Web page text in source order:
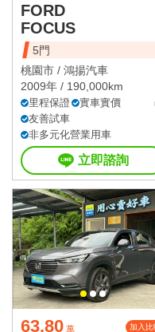
FORD
FOCUS
5門
桃園市 / 鴻揚汽車
2009年 / 190,000km
里程保證
實車實價
友善試車
非多元化營業用車
立即諮詢
63.80 萬 加入比